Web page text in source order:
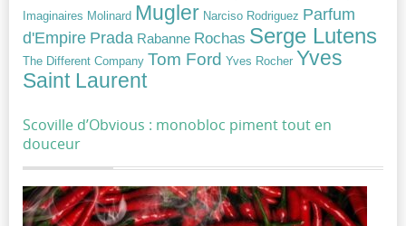
Imaginaires Molinard Mugler Narciso Rodriguez Parfum
d'Empire Prada Rabanne Rochas Serge Lutens
The Different Company Tom Ford Yves Rocher Yves
Saint Laurent
Scoville d’Obvious : monobloc piment tout en
douceur